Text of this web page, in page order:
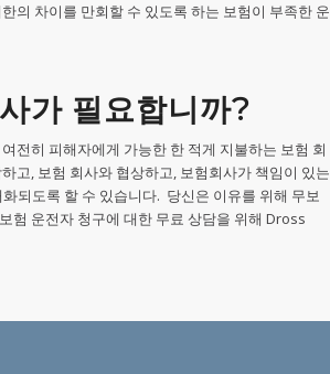
의 차이를 만회할 수 있도록 하는 보험이 부족한 운
가 필요합니까?
전히 피해자에게 가능한 한 적게 지불하는 보험 회
고, 보험 회사와 협상하고, 보험회사가 책임이 있는
되도록 할 수 있습니다. 당신은 이유를 위해 무보
험 운전자 청구에 대한 무료 상담을 위해 Dross